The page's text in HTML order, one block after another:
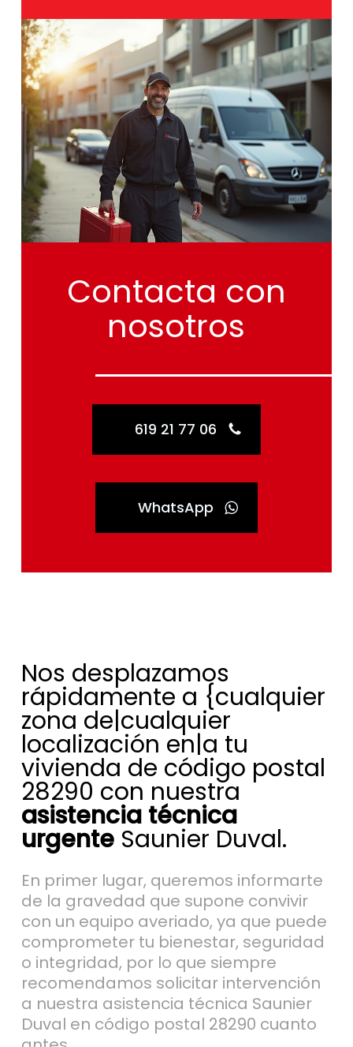
Contacta con
nosotros
619 21 77 06
WhatsApp
Nos desplazamos
rápidamente a {cualquier
zona de|cualquier
localización en|a tu
vivienda de código postal
28290 con nuestra
asistencia técnica
urgenteSaunier Duval.
En primer lugar, queremos informarte
de la gravedad que supone convivir
con un equipo averiado, ya que puede
comprometer tu bienestar, seguridad
o integridad, por lo que siempre
recomendamos solicitar intervención
a nuestra asistencia técnica Saunier
Duval en código postal 28290 cuanto